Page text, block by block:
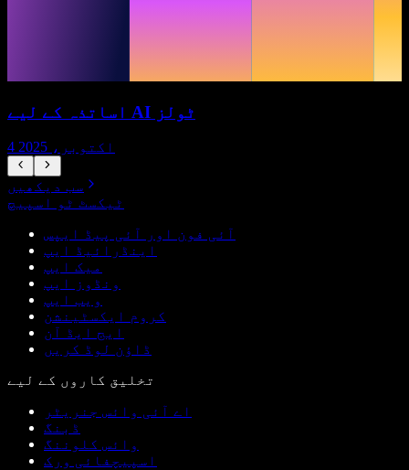
اساتذہ کے لیے AI ٹولز
4 اکتوبر، 2025
سب دیکھیں
ٹیکسٹ ٹو اسپیچ
آئی فون اور آئی پیڈ ایپس
اینڈرائیڈ ایپ
میک ایپ
ونڈوز ایپ
ویب ایپ
کروم ایکسٹینشن
ایج ایڈ آن
ڈاؤن لوڈ کریں
تخلیق کاروں کے لیے
اے آئی وائس جنریٹر
ڈبنگ
وائس کلوننگ
اسپیچفائی ورک